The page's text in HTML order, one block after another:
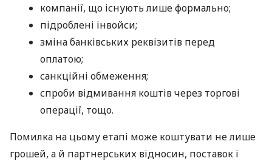
компанії, що існують лише формально;
підроблені інвойси;
зміна банківських реквізитів перед
оплатою;
санкційні обмеження;
спроби відмивання коштів через торгові
операції, тощо.
Помилка на цьому етапі може коштувати не лише
грошей, а й партнерських відносин, поставок і